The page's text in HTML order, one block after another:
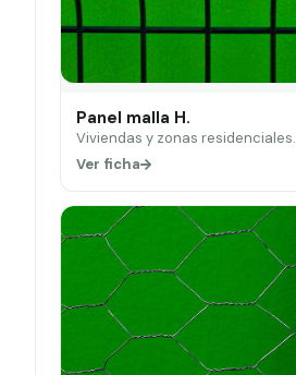
Panel malla H.
Viviendas y zonas residenciales.
Ver ficha